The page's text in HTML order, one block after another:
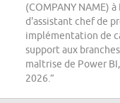
(COMPANY NAME)
d'assistant chef de
implémentation de
support aux
maîtrise de Power
2026.”